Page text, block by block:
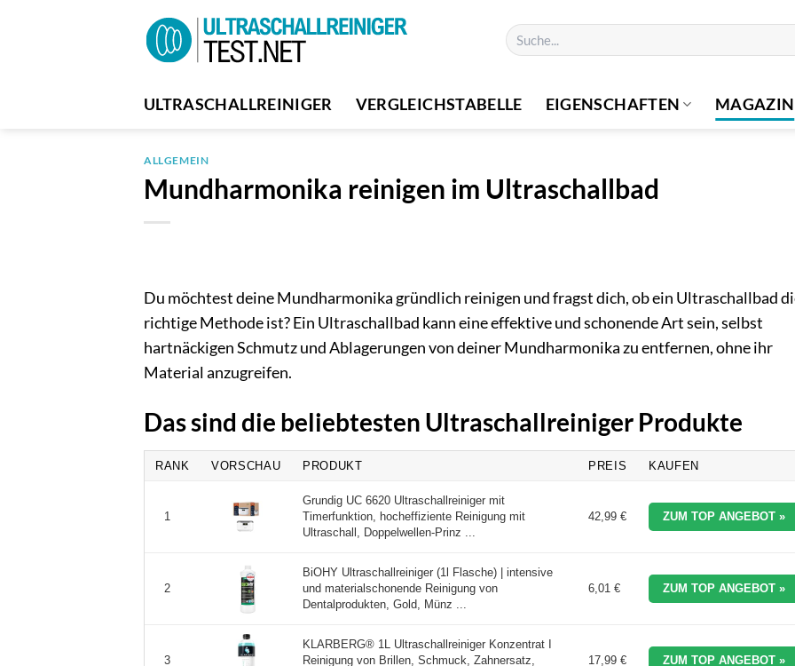
Suchen
nach:
ULTRASCHALLREINIGER VERGLEICHSTABELLE EIGENSCHAFTEN MAGAZIN
ALLGEMEIN
Mundharmonika reinigen im Ultraschallbad
Du möchtest deine Mundharmonika gründlich reinigen und fragst dich, ob ein Ultraschallbad
richtige Methode ist? Ein Ultraschallbad kann eine effektive und schonende Art sein, selbst
hartnäckigen Schmutz und Ablagerungen von deiner Mundharmonika zu entfernen, ohne ihr
Material anzugreifen.
Das sind die beliebtesten Ultraschallreiniger Produkte
RANK VORSCHAU PRODUKT PREIS KAUFEN
1
Grundig UC 6620 Ultraschallreiniger mit
Timerfunktion, hocheffiziente Reinigung mit
Ultraschall, Doppelwellen-Prinz ...
42,99 € ZUM TOP ANGEBOT »
2
BiOHY Ultraschallreiniger (1l Flasche) | intensive
und materialschonende Reinigung von
Dentalprodukten, Gold, Münz ...
6,01 € ZUM TOP ANGEBOT »
3
KLARBERG® 1L Ultraschallreiniger Konzentrat I
Reinigung von Brillen, Schmuck, Zahnersatz,
17,99 € ZUM TOP ANGEBOT »